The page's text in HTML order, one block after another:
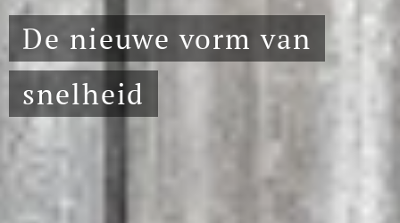
De nieuwe vorm van
snelheid